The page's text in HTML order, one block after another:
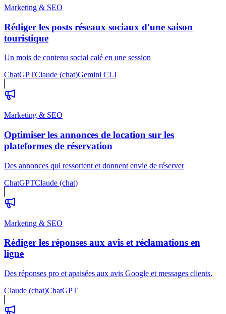
Marketing & SEO
Rédiger les posts réseaux sociaux d'une saison
touristique
Un mois de contenu social calé en une session
ChatGPTClaude (chat)Gemini CLI
Marketing & SEO
Optimiser les annonces de location sur les
plateformes de réservation
Des annonces qui ressortent et donnent envie de réserver
ChatGPTClaude (chat)
Marketing & SEO
Rédiger les réponses aux avis et réclamations en
ligne
Des réponses pro et apaisées aux avis Google et messages clients.
Claude (chat)ChatGPT